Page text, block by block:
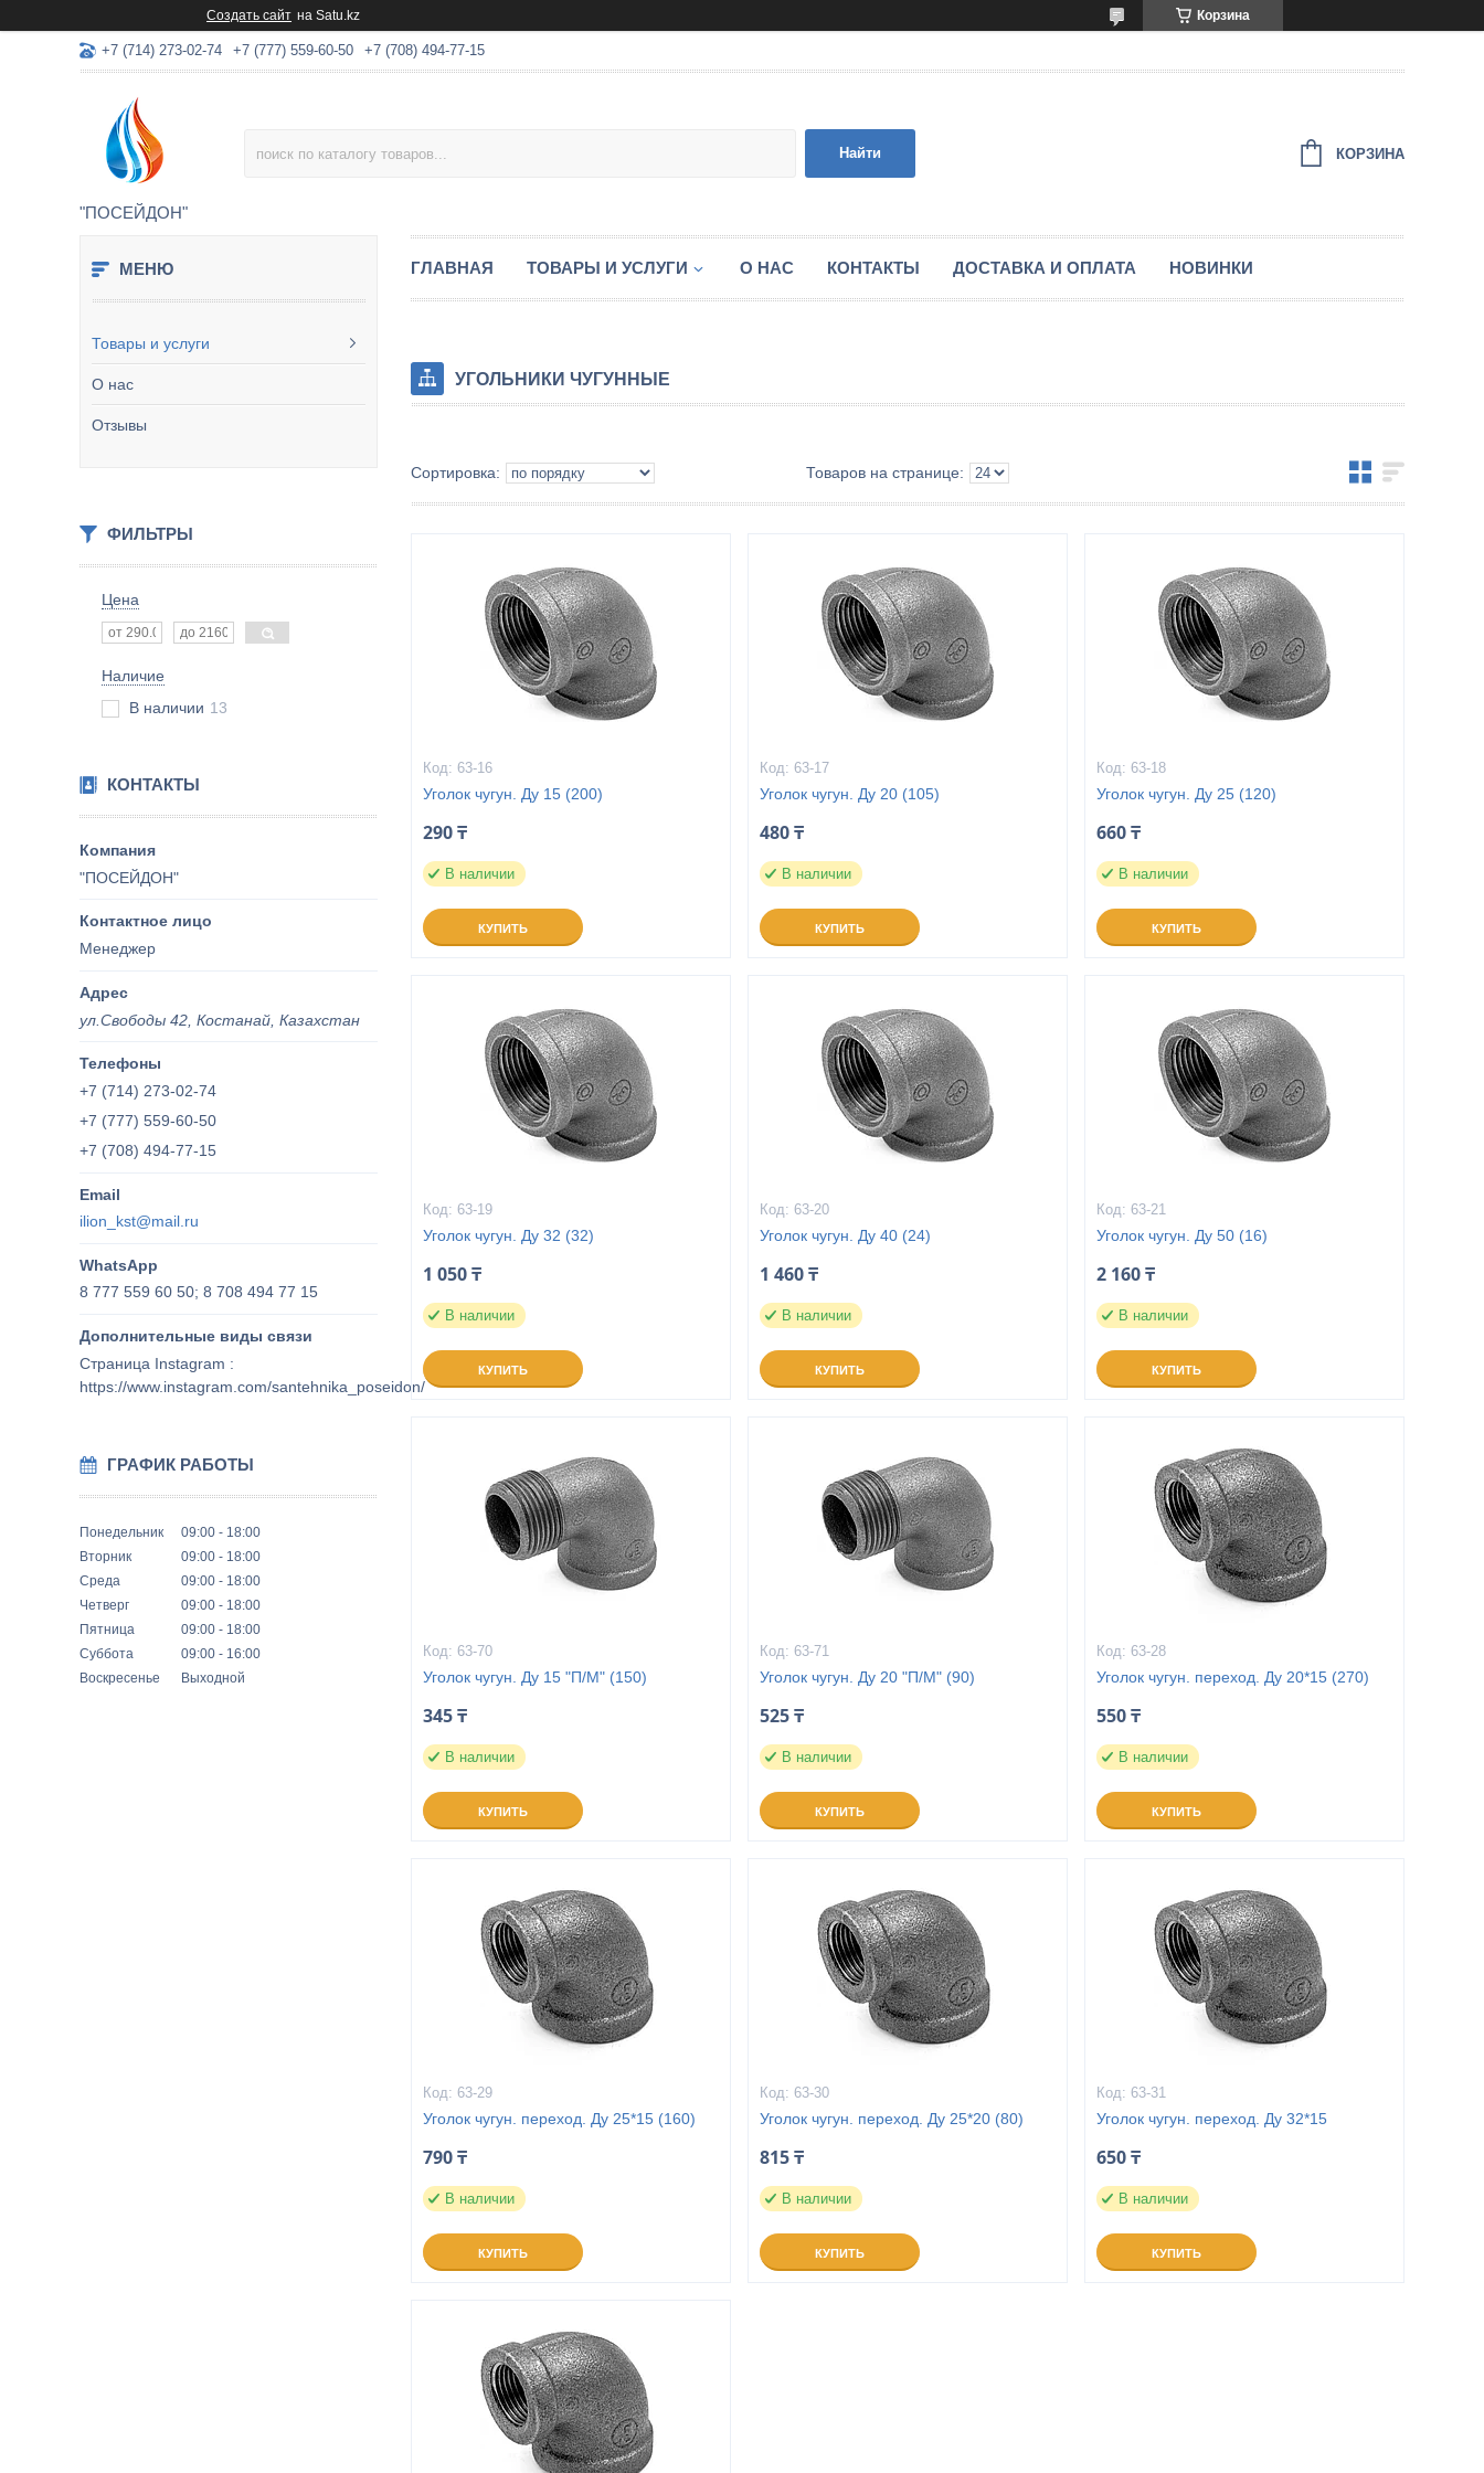
Создать сайт на Satu.kz Корзина
+7 (714) 273-02-74 +7 (777) 559-60-50 +7 (708) 494-77-15
"ПОСЕЙДОН"
Найти КОРЗИНА
Товары и услуги
О нас
Отзывы
ФИЛЬТРЫ
Цена
Наличие
В наличии 13
КОНТАКТЫ
"ПОСЕЙДОН"
Менеджер
ул.Свободы 42, Костанай, Казахстан
+7 (714) 273-02-74
+7 (777) 559-60-50
+7 (708) 494-77-15
ilion_kst@mail.ru
8 777 559 60 50; 8 708 494 77 15
Страница Instagram
https://www.instagram.com/santehnika_poseidon/
ГРАФИК РАБОТЫ
Понедельник 09:00
18:00
Вторник
09:00
18:00
Среда
09:00
18:00
Четверг
09:00
18:00
Пятница
09:00
18:00
Суббота
09:00
16:00
Воскресенье
Выходной
ГЛАВНАЯ ТОВАРЫ И УСЛУГИ О НАС КОНТАКТЫ ДОСТАВКА И ОПЛАТА НОВИНКИ
УГОЛЬНИКИ ЧУГУННЫЕ
63-16
Уголок чугун. Ду 15 (200)
290 ₸
В наличии
КУПИТЬ
63-17
Уголок чугун. Ду 20 (105)
480 ₸
В наличии
КУПИТЬ
63-18
Уголок чугун. Ду 25 (120)
660 ₸
В наличии
КУПИТЬ
63-19
Уголок чугун. Ду 32 (32)
1 050 ₸
В наличии
КУПИТЬ
63-20
Уголок чугун. Ду 40 (24)
1 460 ₸
В наличии
КУПИТЬ
63-21
Уголок чугун. Ду 50 (16)
2 160 ₸
В наличии
КУПИТЬ
63-70
Уголок чугун. Ду 15 "П/М" (150)
345 ₸
В наличии
КУПИТЬ
63-71
Уголок чугун. Ду 20 "П/М" (90)
525 ₸
В наличии
КУПИТЬ
63-28
Уголок чугун. переход. Ду 20*15 (270)
550 ₸
В наличии
КУПИТЬ
63-29
Уголок чугун. переход. Ду 25*15 (160)
790 ₸
В наличии
КУПИТЬ
63-30
Уголок чугун. переход. Ду 25*20 (80)
815 ₸
В наличии
КУПИТЬ
63-31
Уголок чугун. переход. Ду 32*15
650 ₸
В наличии
КУПИТЬ